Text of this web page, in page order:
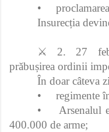
•
Insurecția
⚔ 2. 27
prăbușirea ordinii
În doar câteva
•
regimente
•
Arsenalul
400.000 de arme;